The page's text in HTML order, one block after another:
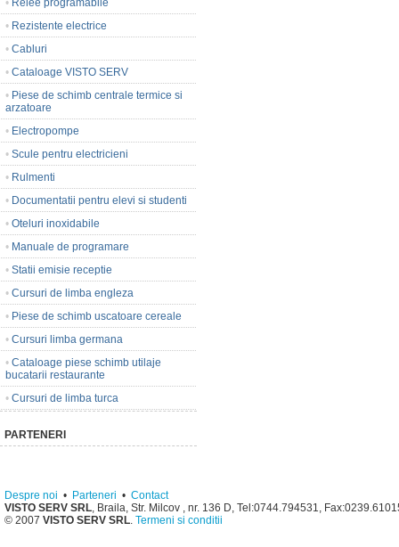
• Relee programabile
• Rezistente electrice
• Cabluri
• Cataloage VISTO SERV
• Piese de schimb centrale termice si
arzatoare
• Electropompe
• Scule pentru electricieni
• Rulmenti
• Documentatii pentru elevi si studenti
• Oteluri inoxidabile
• Manuale de programare
• Statii emisie receptie
• Cursuri de limba engleza
• Piese de schimb uscatoare cereale
• Cursuri limba germana
• Cataloage piese schimb utilaje
bucatarii restaurante
• Cursuri de limba turca
PARTENERI
Despre noi • Parteneri • Contact
VISTO SERV SRL, Braila, Str. Milcov , nr. 136 D, Tel:0744.794531,
© 2007 VISTO SERV SRL. Termeni si conditii